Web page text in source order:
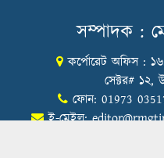
2026
সম্পাদক :
কর্পোরেট অফিস :
সেক্টর# ১২,
ফোন: 01973
ই-মেইল: